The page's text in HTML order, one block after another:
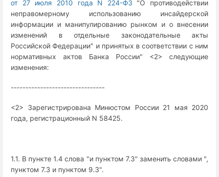
от 27 июля 2010 года N 224-ФЗ "О противодействии
неправомерному использованию инсайдерской
информации и манипулированию рынком и о внесении
изменений в отдельные законодательные акты
Российской Федерации" и принятых в соответствии с ним
нормативных актов Банка России" <2> следующие
изменения:
--------------------------------
<2> Зарегистрирована Минюстом России 21 мая 2020
года, регистрационный N 58425.
1.1. В пункте 1.4 слова "и пунктом 7.3" заменить словами ",
пунктом 7.3 и пунктом 9.3".